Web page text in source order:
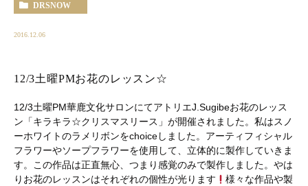
DRSNOW
2016.12.06
12/3土曜PMお花のレッスン☆
12/3土曜PM華鹿文化サロンにてアトリエJ.Sugibeお花のレッス
ン「キラキラ☆クリスマスリース」が開催されました。私はスノ
ーホワイトのラメリボンをchoiceしました。アーティフィシャル
フラワーやソープフラワーを使用して、立体的に製作していきま
す。この作品は正直無心、つまり感覚のみで製作しました。やは
りお花のレッスンはそれぞれの個性が光ります
様々な作品や製